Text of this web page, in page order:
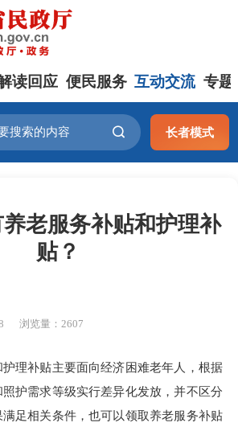
读回应 便民服务 互动交流 专题
长者模式
老服务补贴和护理补
贴？
浏览量：2607
补贴主要面向经济困难老年人，根据
护需求等级实行差异化发放，并不区分
足相关条件，也可以领取养老服务补贴